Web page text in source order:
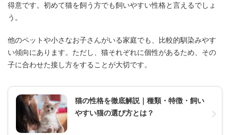
得意です。初めて猫を飼う方でも飼いやすい性格と言えるでしょ
う。
他のペットや小さなお子さんがいる家庭でも、比較的馴染みやす
い傾向にあります。ただし、猫それぞれに個性があるため、その
子に合わせた接し方をすることが大切です。
猫の性格を徹底解説｜種類・特徴・飼い
やすい猫の選び方とは？